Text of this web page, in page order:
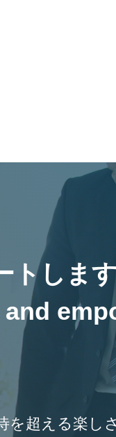
トしま
を超える楽し